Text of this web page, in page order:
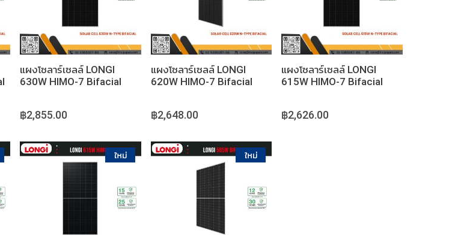
แผงโซลาร์เซลล์ LONGI
630W HIMO-7 Bifacial
฿2,855.00
แผงโซลาร์เซลล์ LONGI
620W HIMO-7 Bifacial
฿2,648.00
แผงโซลาร์เซลล์ LONGI
615W HIMO-7 Bifacial
฿2,626.00
หยิบใส่ตะกร้า